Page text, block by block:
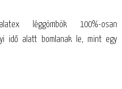
léggömbök 100%-osan
idő alatt bomlanak le, mint egy